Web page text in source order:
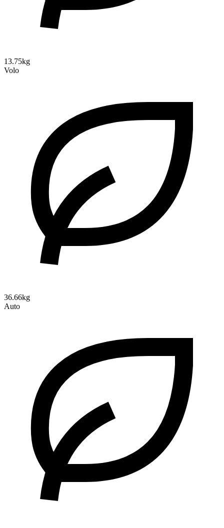
13.75kg
Volo
36.66kg
Auto